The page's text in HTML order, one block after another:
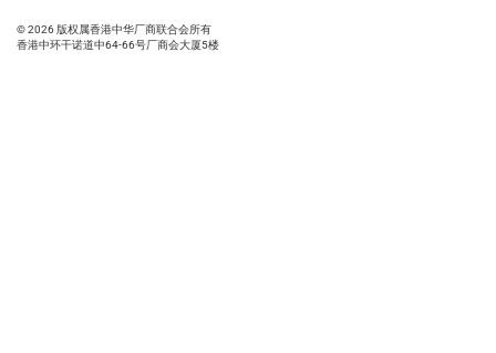
© 2026 版权属香港中华厂商联合会所有
香港中环干诺道中64-66号厂商会大厦5楼